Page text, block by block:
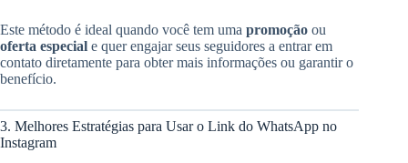
Este método é ideal quando você tem uma promoção ou
oferta especial e quer engajar seus seguidores a entrar em
contato diretamente para obter mais informações ou garantir o
benefício.
3. Melhores Estratégias para Usar o Link do WhatsApp no
Instagram